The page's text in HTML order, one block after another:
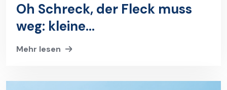
Oh Schreck, der Fleck muss
weg: kleine
Fleckenmittelkunde
Mehr lesen